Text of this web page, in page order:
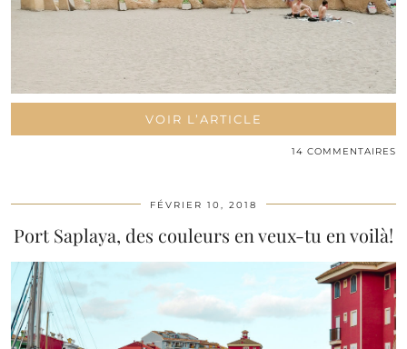
VOIR L’ARTICLE
14 COMMENTAIRES
FÉVRIER 10, 2018
Port Saplaya, des couleurs en veux-tu en voilà!